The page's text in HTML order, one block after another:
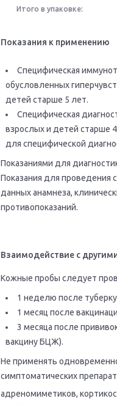
Итого в упаковке:
Показания к применению
Специфическая
обусловленных
детей старше 5 лет.
Специфическая
взрослых и детей старше
для специфической
Показаниями для
Показания для проведения
данных анамнеза,
противопоказаний.
Взаимодействие с
Кожные пробы следует
1 неделю после
1 месяц после
3 месяца после
вакцину БЦЖ).
Не применять
симптоматических
адреномиметиков,